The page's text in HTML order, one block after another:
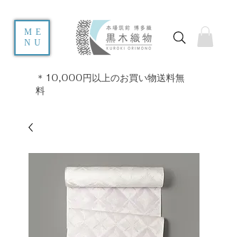
ME
NU
＊10,000円以上のお買い物送料無
料